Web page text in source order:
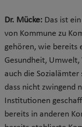
Dr. Mücke: Das ist
von Kommune zu
gehören, wie bereits
Gesundheit, Umwelt,
auch die
dass nicht zwingend
Institutionen
bereits in anderen